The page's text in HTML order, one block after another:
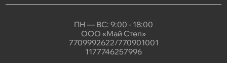
ПН — ВС: 9:00 - 18:00
ООО «Май Степ»
7709992622/770901001
1177746257996